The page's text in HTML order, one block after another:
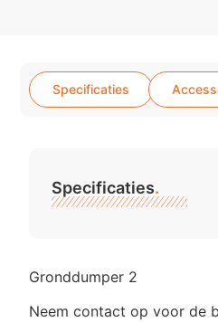
Specificaties
Gronddumper 2
Neem contact op voor de
Specificaties.